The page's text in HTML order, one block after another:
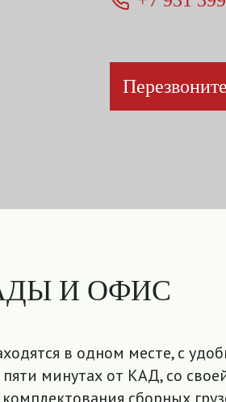
И ОФИС
в одном месте, с
минутах от КАД, со